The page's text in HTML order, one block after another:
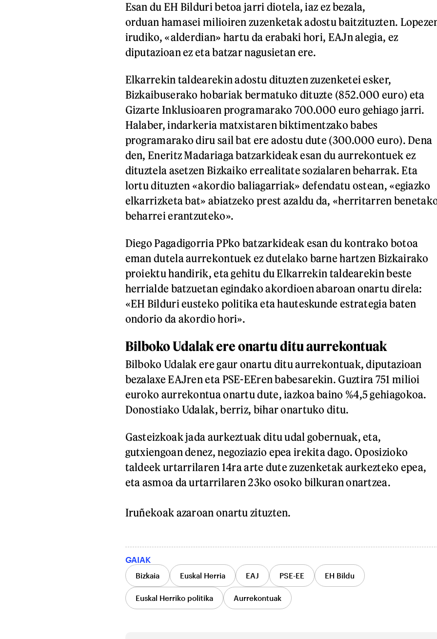
Esan du EH Bilduri betoa jarri diotela, iaz ez bezala,
orduan hamasei milioiren zuzenketak adostu baitzituzten.
irudiko, «alderdian» hartu da erabaki hori, EAJn alegia, ez
diputazioan ez eta batzar nagusietan ere.
Elkarrekin taldearekin adostu dituzten zuzenketei esker,
Bizkaibuserako hobariak bermatuko dituzte (852.000 euro) eta
Gizarte Inklusioaren programarako 700.000 euro gehiago jarri.
Halaber, indarkeria matxistaren biktimentzako babes
programarako diru sail bat ere adostu dute (300.000 euro). Dena
den, Eneritz Madariaga batzarkideak esan du aurrekontuek ez
dituztela asetzen Bizkaiko errealitate sozialaren beharrak. Eta
lortu dituzten «akordio baliagarriak» defendatu ostean, «egiazko
elkarrizketa bat» abiatzeko prest azaldu da, «herritarren
beharrei erantzuteko».
Diego Pagadigorria PPko batzarkideak esan du kontrako botoa
eman dutela aurrekontuek ez dutelako barne hartzen Bizkairako
proiektu handirik, eta gehitu du Elkarrekin taldearekin beste
herrialde batzuetan egindako akordioen abaroan onartu direla:
«EH Bilduri eusteko politika eta hauteskunde estrategia baten
ondorio da akordio hori».
Bilboko Udalak ere onartu ditu aurrekontuak
Bilboko Udalak ere gaur onartu ditu aurrekontuak, diputazioan
bezalaxe EAJren eta PSE-EEren babesarekin. Guztira 751 milioi
euroko aurrekontua onartu dute, iazkoa baino %4,5 gehiagokoa.
Donostiako Udalak, berriz, bihar onartuko ditu.
Gasteizkoak jada aurkeztuak ditu udal gobernuak, eta,
gutxiengoan denez, negoziazio epea irekita dago. Oposizioko
taldeek urtarrilaren 14ra arte dute zuzenketak aurkezteko epea,
eta asmoa da urtarrilaren 23ko osoko bilkuran onartzea.
Iruñekoak azaroan onartu zituzten.
GAIAK
Bizkaia Euskal Herria EAJ PSE-EE EH Bildu
Euskal Herriko politika Aurrekontuak